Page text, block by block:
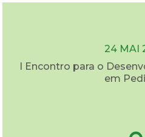
24 MAI
I Encontro para o
em